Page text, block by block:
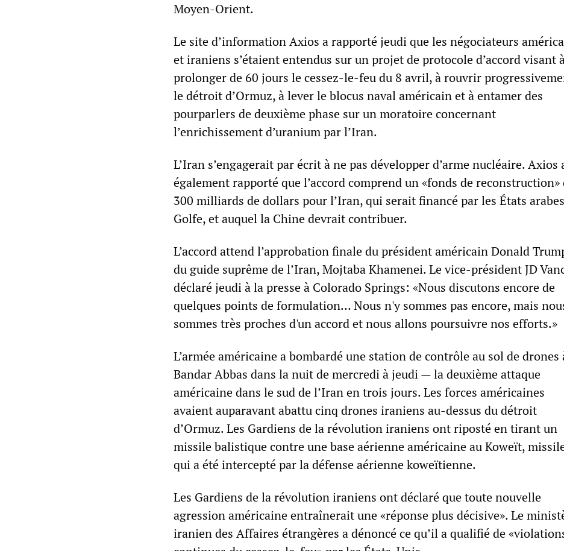
Moyen-Orient.
Le site d’information Axios a rapporté jeudi que les négociateurs
et iraniens s’étaient entendus sur un projet de protocole d’accord visant
prolonger de 60 jours le cessez-le-feu du 8 avril, à rouvrir
le détroit d’Ormuz, à lever le blocus naval américain et à entamer des
pourparlers de deuxième phase sur un moratoire concernant
l’enrichissement d’uranium par l’Iran.
L’Iran s’engagerait par écrit à ne pas développer d’arme nucléaire. Axios
également rapporté que l’accord comprend un «fonds de reconstruction»
300 milliards de dollars pour l’Iran, qui serait financé par les États
Golfe, et auquel la Chine devrait contribuer.
L’accord attend l’approbation finale du président américain Donald
du guide suprême de l’Iran, Mojtaba Khamenei. Le vice-président JD
déclaré jeudi à la presse à Colorado Springs: «Nous discutons encore de
quelques points de formulation… Nous n'y sommes pas encore, mais
sommes très proches d'un accord et nous allons poursuivre nos efforts.»
L’armée américaine a bombardé une station de contrôle au sol de drones
Bandar Abbas dans la nuit de mercredi à jeudi — la deuxième attaque
américaine dans le sud de l’Iran en trois jours. Les forces américaines
avaient auparavant abattu cinq drones iraniens au-dessus du détroit
d’Ormuz. Les Gardiens de la révolution iraniens ont riposté en tirant un
missile balistique contre une base aérienne américaine au Koweït,
qui a été intercepté par la défense aérienne koweïtienne.
Les Gardiens de la révolution iraniens ont déclaré que toute nouvelle
agression américaine entraînerait une «réponse plus décisive». Le
iranien des Affaires étrangères a dénoncé ce qu’il a qualifié de